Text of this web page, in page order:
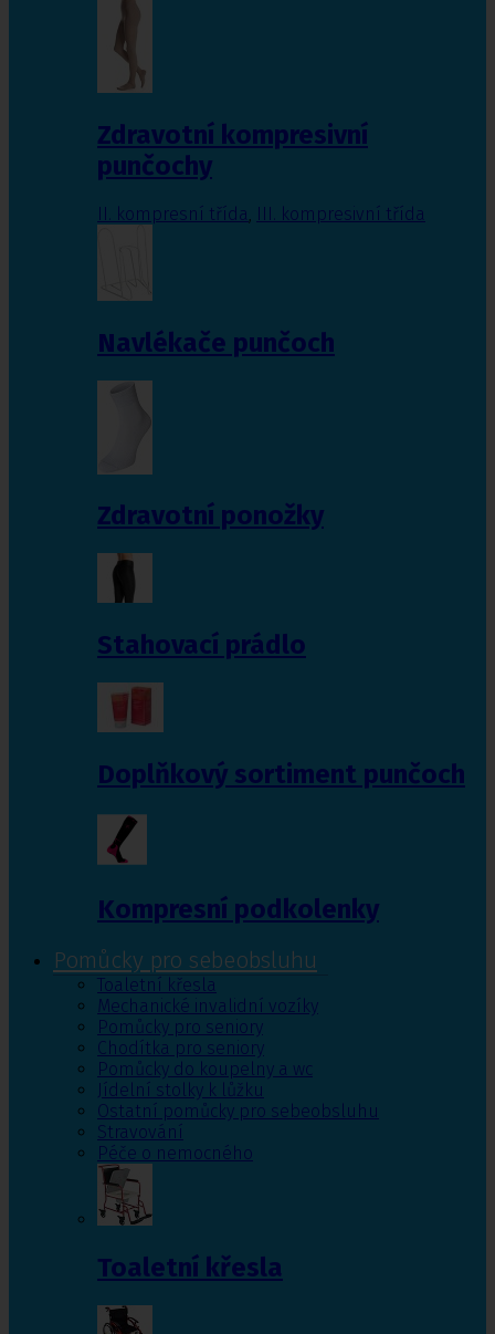
Zdravotní kompresivní
punčochy
II. kompresní třída III. kompresivní třída
Navlékače punčoch
Zdravotní ponožky
Stahovací prádlo
Doplňkový sortiment punčoch
Kompresní podkolenky
Pomůcky pro sebeobsluhu
Toaletní křesla
Mechanické invalidní vozíky
Pomůcky pro seniory
Chodítka pro seniory
Pomůcky do koupelny a wc
Jídelní stolky k lůžku
Ostatní pomůcky pro sebeobsluhu
Stravování
Péče o nemocného
Toaletní křesla